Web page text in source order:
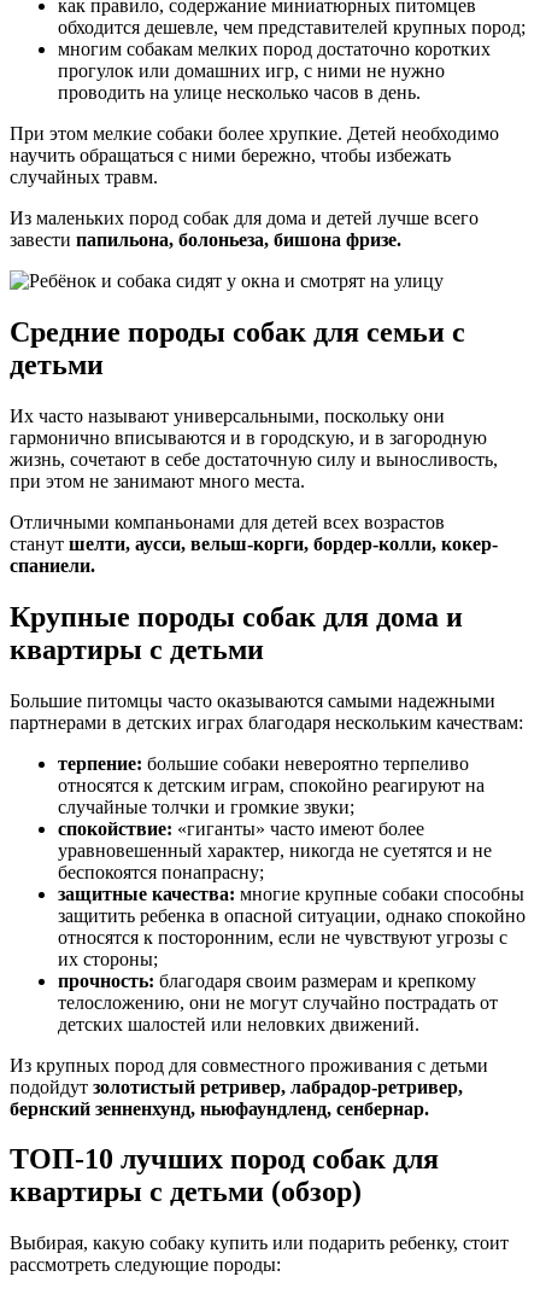
как правило, содержание миниатюрных питомцев
обходится дешевле, чем представителей крупных пород;
многим собакам мелких пород достаточно коротких
прогулок или домашних игр, с ними не нужно
проводить на улице несколько часов в день.
При этом мелкие собаки более хрупкие. Детей необходимо
научить обращаться с ними бережно, чтобы избежать
случайных травм.
Из маленьких пород собак для дома и детей лучше всего
завести папильона, болоньеза, бишона фризе.
Средние породы собак для семьи с
детьми
Их часто называют универсальными, поскольку они
гармонично вписываются и в городскую, и в загородную
жизнь, сочетают в себе достаточную силу и выносливость,
при этом не занимают много места.
Отличными компаньонами для детей всех возрастов
станут шелти, аусси, вельш-корги, бордер-колли, кокер-
спаниели.
Крупные породы собак для дома и
квартиры с детьми
Большие питомцы часто оказываются самыми надежными
партнерами в детских играх благодаря нескольким качествам:
терпение: большие собаки невероятно терпеливо
относятся к детским играм, спокойно реагируют на
случайные толчки и громкие звуки;
спокойствие: «гиганты» часто имеют более
уравновешенный характер, никогда не суетятся и не
беспокоятся понапрасну;
защитные качества: многие крупные собаки способны
защитить ребенка в опасной ситуации, однако спокойно
относятся к посторонним, если не чувствуют угрозы с
их стороны;
прочность: благодаря своим размерам и крепкому
телосложению, они не могут случайно пострадать от
детских шалостей или неловких движений.
Из крупных пород для совместного проживания с детьми
подойдут золотистый ретривер, лабрадор-ретривер,
бернский зенненхунд, ньюфаундленд, сенбернар.
ТОП-10 лучших пород собак для
квартиры с детьми (обзор)
Выбирая, какую собаку купить или подарить ребенку, стоит
рассмотреть следующие породы: